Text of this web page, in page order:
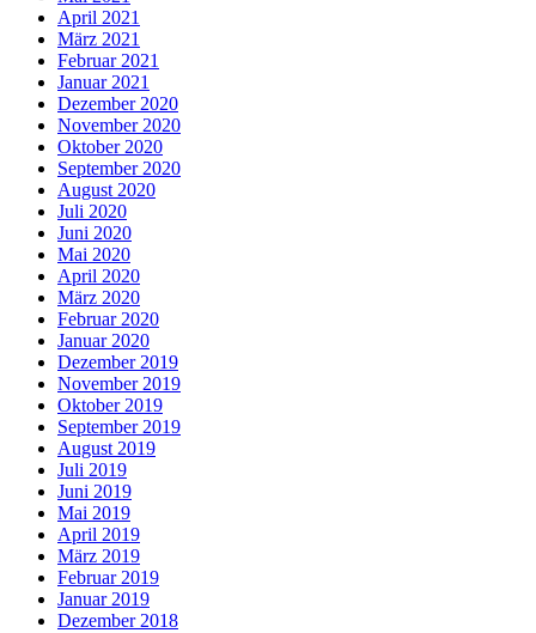
April 2021
März 2021
Februar 2021
Januar 2021
Dezember 2020
November 2020
Oktober 2020
September 2020
August 2020
Juli 2020
Juni 2020
Mai 2020
April 2020
März 2020
Februar 2020
Januar 2020
Dezember 2019
November 2019
Oktober 2019
September 2019
August 2019
Juli 2019
Juni 2019
Mai 2019
April 2019
März 2019
Februar 2019
Januar 2019
Dezember 2018